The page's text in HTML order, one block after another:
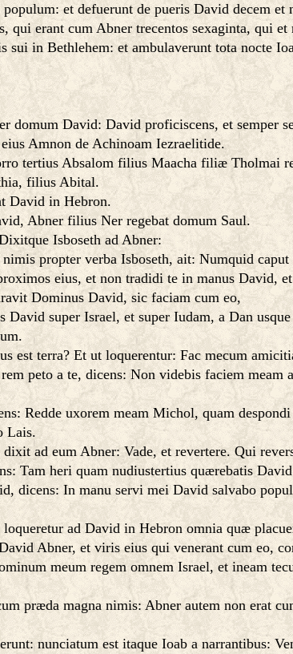
et defuerunt de pueris David decem et
erant cum Abner trecentos sexaginta, qui et
in Bethlehem: et ambulaverunt tota nocte
David: David proficiscens, et semper
Amnon de Achinoam Iezraelitide.
tertius Absalom filius Maacha filiæ Tholmai
filius Abital.
David in Hebron.
Abner filius Ner regebat domum Saul.
Isboseth ad Abner:
propter verba Isboseth, ait: Numquid
eius, et non tradidi te in manus David,
Dominus David, sic faciam cum eo,
super Israel, et super Iudam, a Dan usque
terra? Et ut loquerentur: Fac mecum
peto a te, dicens: Non videbis faciem
Redde uxorem meam Michol, quam
Lais.
ad eum Abner: Vade, et revertere. Qui
Tam heri quam nudiustertius quærebatis
dicens: In manu servi mei David salvabo
ad David in Hebron omnia quæ
Abner, et viris eius qui venerant cum eo,
meum regem omnem Israel, et ineam
præda magna nimis: Abner autem non erat
nunciatum est itaque Ioab a narrantibus: